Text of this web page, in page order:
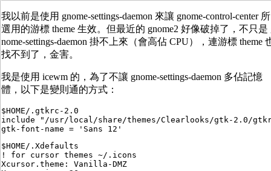
我以前是使用 gnome-settings-daemon 來讓 gnome-control-center 所
選用的游標 theme 生效。但最近的 gnome2 好像破掉了，不只是
nome-settings-daemon 掛不上來（會高佔 CPU），連游標 theme
找不到了，金害。
我是使用 icewm 的，為了不讓 gnome-settings-daemon 多佔記憶
體，以下是變則通的方式：
$HOME/.gtkrc-2.0
include "/usr/local/share/themes/Clearlooks/gtk-2.0/
$HOME/.Xdefaults
! for cursor themes ~/.icons
Xcursor.theme: Vanilla-DMZ